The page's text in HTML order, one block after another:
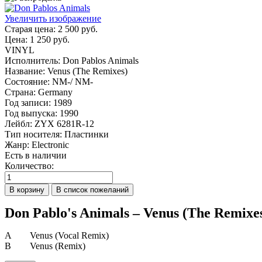
Увеличить изображение
Старая цена: 2 500 руб.
Цена: 1 250 руб.
VINYL
Исполнитель: Don Pablos Animals
Название: Venus (The Remixes)
Состояние: NM-/ NM-
Страна: Germany
Год записи: 1989
Год выпуска: 1990
Лейбл: ZYX 6281R-12
Тип носителя: Пластинки
Жанр: Electronic
Есть в наличии
Количество:
Don Pablo's Animals – Venus (The
A Venus (Vocal Remix)
B Venus (Remix)